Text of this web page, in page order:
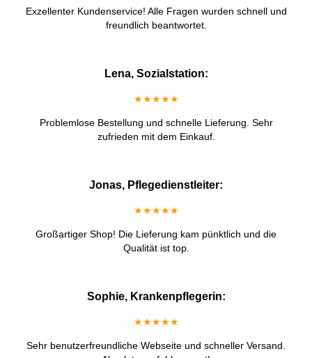
Exzellenter Kundenservice! Alle Fragen wurden schnell und
freundlich beantwortet.
Lena, Sozialstation:
★★★★★
Problemlose Bestellung und schnelle Lieferung. Sehr
zufrieden mit dem Einkauf.
Jonas, Pflegedienstleiter:
★★★★★
Großartiger Shop! Die Lieferung kam pünktlich und die
Qualität ist top.
Sophie, Krankenpflegerin:
★★★★★
Sehr benutzerfreundliche Webseite und schneller Versand.